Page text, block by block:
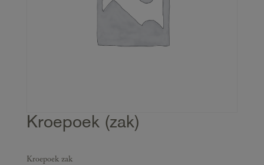
Kroepoek (zak)
Kroepoek zak